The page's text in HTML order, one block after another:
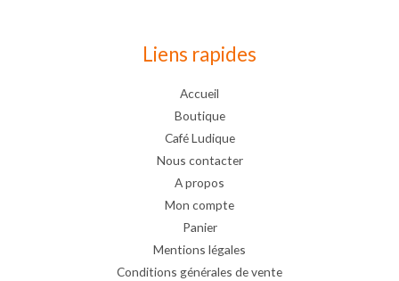
Liens rapides
Accueil
Boutique
Café Ludique
Nous contacter
A propos
Mon compte
Panier
Mentions légales
Conditions générales de vente